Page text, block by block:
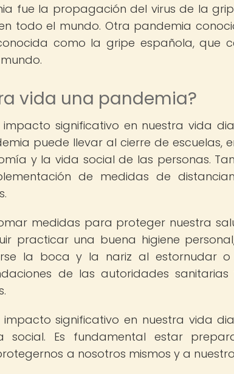
fue la propagación del virus de la gripe
todo el mundo. Otra pandemia
como la gripe española, que
vida una pandemia?
significativo en nuestra vida
puede llevar al cierre de escuelas,
y la vida social de las personas.
de medidas de
medidas para proteger nuestra
practicar una buena higiene
la boca y la nariz al estornudar o
de las autoridades
significativo en nuestra vida
Es fundamental estar
a nosotros mismos y a